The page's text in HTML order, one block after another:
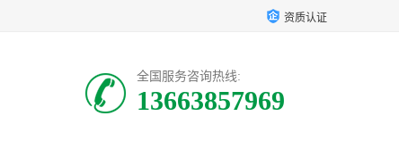
资质认证
全国服务咨询热线:
13663857969